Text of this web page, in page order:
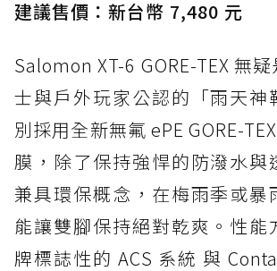
建議售價：新台幣 7,480 元
Salomon XT-6 GORE-TEX 無
士與戶外玩家公認的「雨天神
別採用全新無氟 ePE GORE-
膜，除了保持強悍的防潑水與
兼具環保概念，在梅雨季或暴
能讓雙腳保持絕對乾爽。性能
牌標誌性的 ACS 系統 與